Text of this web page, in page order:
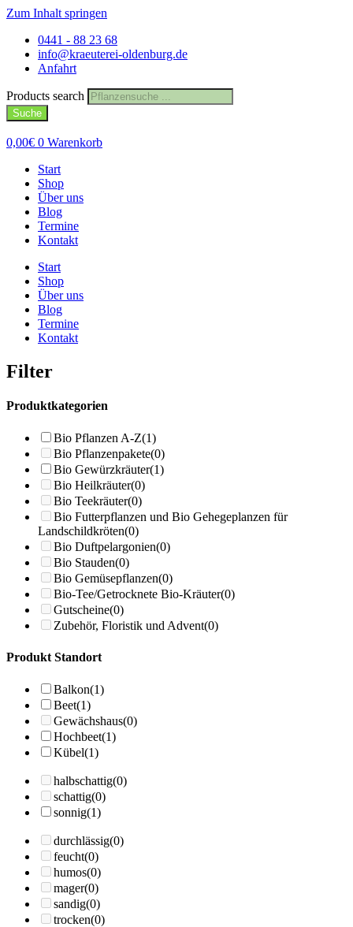
Zum Inhalt springen
0441 - 88 23 68
info@kraeuterei-oldenburg.de
Anfahrt
Products search
Suche
0,00€ 0 Warenkorb
Start
Shop
Über uns
Blog
Termine
Kontakt
Start
Shop
Über uns
Blog
Termine
Kontakt
Filter
Produktkategorien
Bio Pflanzen A-Z(1)
Bio Pflanzenpakete(0)
Bio Gewürzkräuter(1)
Bio Heilkräuter(0)
Bio Teekräuter(0)
Bio Futterpflanzen und Bio Gehegeplanzen für
Landschildkröten(0)
Bio Duftpelargonien(0)
Bio Stauden(0)
Bio Gemüsepflanzen(0)
Bio-Tee/Getrocknete Bio-Kräuter(0)
Gutscheine(0)
Zubehör, Floristik und Advent(0)
Produkt Standort
Balkon(1)
Beet(1)
Gewächshaus(0)
Hochbeet(1)
Kübel(1)
halbschattig(0)
schattig(0)
sonnig(1)
durchlässig(0)
feucht(0)
humos(0)
mager(0)
sandig(0)
trocken(0)